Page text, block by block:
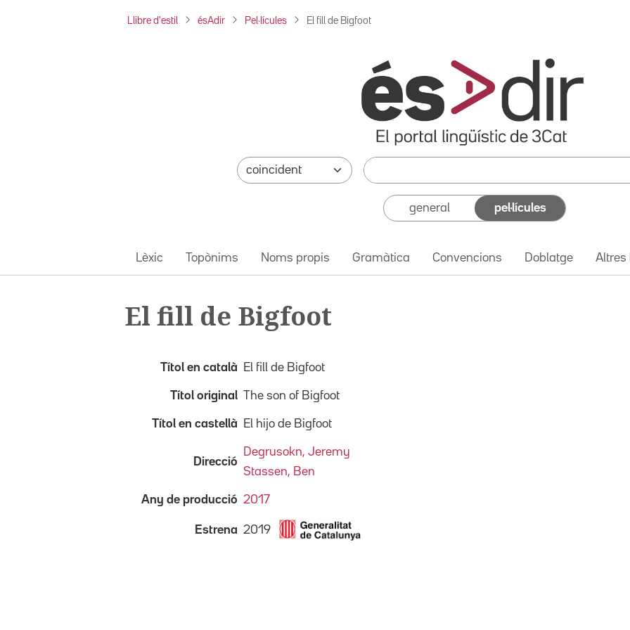
Llibre d'estil ésAdir Pel·lícules El fill de Bigfoot
general pel·lícules
Lèxic Topònims Noms propis Gramàtica Convencions Doblatge Altres
El fill de Bigfoot
Títol en català El fill de Bigfoot
Títol original The son of Bigfoot
Títol en castellà El hijo de Bigfoot
Direcció
Degrusokn, Jeremy
Stassen, Ben
Any de producció 2017
Estrena 2019